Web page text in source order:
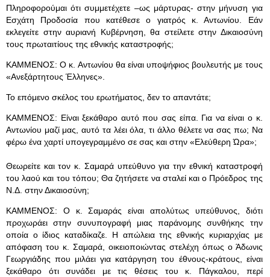
Πληροφορούμαι ότι συμμετέχετε –ως μάρτυρας- στην μήνυση για
Εσχάτη Προδοσία που κατέθεσε ο γιατρός κ. Αντωνίου. Εάν
εκλεγείτε στην αυριανή Κυβέρνηση, θα στείλετε στην Δικαιοσύνη
τους πρωταιτίους της εθνικής καταστροφής;
ΚΑΜΜΕΝΟΣ: Ο κ. Αντωνίου θα είναι υποψήφιος βουλευτής με τους
«Ανεξάρτητους Έλληνες».
Το επόμενο σκέλος του ερωτήματος, δεν το απαντάτε;
ΚΑΜΜΕΝΟΣ: Είναι ξεκάθαρο αυτό που σας είπα. Για να είναι ο κ.
Αντωνίου μαζί μας, αυτό τα λέει όλα, τι άλλο θέλετε να σας πω; Να
φέρω ένα χαρτί υπογεγραμμένο σε σας και στην «Ελεύθερη Ώρα»;
Θεωρείτε και τον κ. Σαμαρά υπεύθυνο για την εθνική καταστροφή
του λαού και του τόπου; Θα ζητήσετε να σταλεί και ο Πρόεδρος της
Ν.Δ. στην Δικαιοσύνη;
ΚΑΜΜΕΝΟΣ: Ο κ. Σαμαράς είναι απολύτως υπεύθυνος, διότι
προχωράει στην συνυπογραφή μιας παράνομης συνθήκης την
οποία ο ίδιος καταδίκαζε. Η απώλεια της εθνικής κυριαρχίας με
απόφαση του κ. Σαμαρά, οικειοποιώντας στελέχη όπως ο Άδωνις
Γεωργιάδης που μιλάει για κατάργηση του έθνους-κράτους, είναι
ξεκάθαρο ότι συνάδει με τις θέσεις του κ. Πάγκαλου, περί